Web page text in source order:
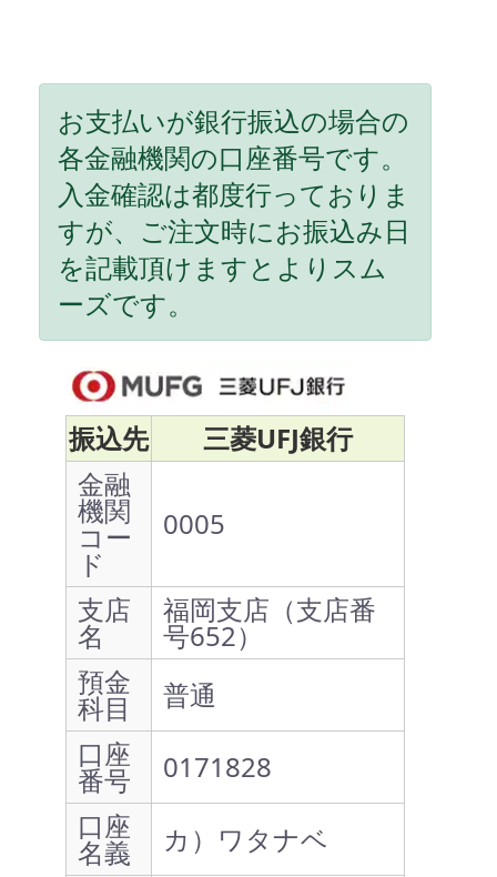
お支払いが銀行振込の場合の
各金融機関の口座番号です。
入金確認は都度行っておりま
すが、ご注文時にお振込み日
を記載頂けますとよりスム
ーズです。
振込先
三菱UFJ銀行
金融
機関
コー
ド
0005
支店
名
福岡支店（支店番
号652）
預金
科目
普通
口座
番号
0171828
口座
名義
カ）ワタナベ